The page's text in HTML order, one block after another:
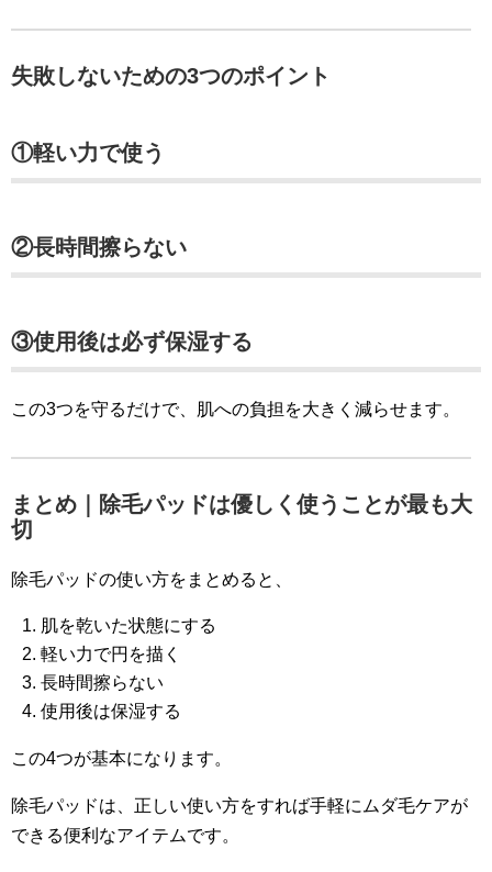
失敗しないための3つのポイント
①軽い力で使う
②長時間擦らない
③使用後は必ず保湿する
この3つを守るだけで、肌への負担を大きく減らせます。
まとめ｜除毛パッドは優しく使うことが最も大
切
除毛パッドの使い方をまとめると、
肌を乾いた状態にする
軽い力で円を描く
長時間擦らない
使用後は保湿する
この4つが基本になります。
除毛パッドは、正しい使い方をすれば手軽にムダ毛ケアが
できる便利なアイテムです。